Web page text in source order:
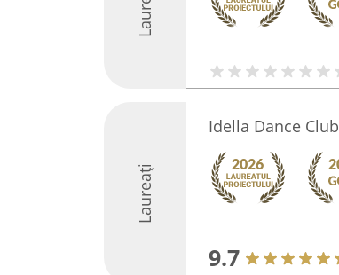
Laureați
Idella Dance Club
9.7